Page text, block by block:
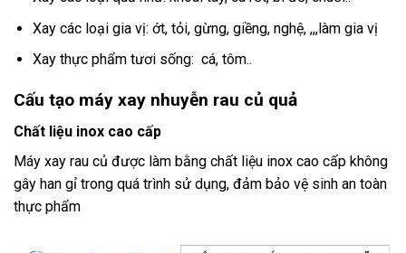
Xay các loại gia vị: ớt, tỏi, gừng, giềng, nghệ, ,,,làm gia vị
Xay thực phẩm tươi sống: cá, tôm..
Cấu tạo máy xay nhuyễn rau củ quả
Chất liệu inox cao cấp
Máy xay rau củ được làm bằng chất liệu inox cao cấp không
gây han gỉ trong quá trình sử dụng, đảm bảo vệ sinh an toàn
thực phẩm